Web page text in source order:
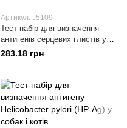
Артикул: J5109
Тест-набір для визначення
антигенів серцевих глистів у
собак (CHW-Ag)
283.18 грн